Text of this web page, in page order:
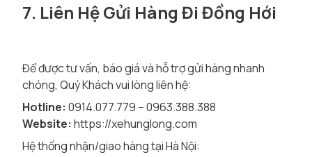
7. Liên Hệ Gửi Hàng Đi Đồng Hới
Để được tư vấn, báo giá và hỗ trợ gửi hàng nhanh
chóng, Quý Khách vui lòng liên hệ:
Hotline: 0914.077.779 – 0963.388.388
Website: https://xehunglong.com
Hệ thống nhận/giao hàng tại Hà Nội: